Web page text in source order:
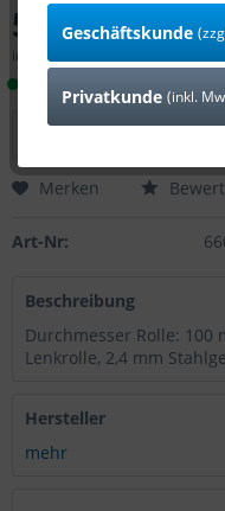
5,00 € *
inkl. MwSt.
Merken
Art-Nr:
Beschreibung
Durchmesser Rolle: 100
Lenkrolle, 2,4 mm
Hersteller
mehr
Geschäftskunde
Privatkunde (inkl.